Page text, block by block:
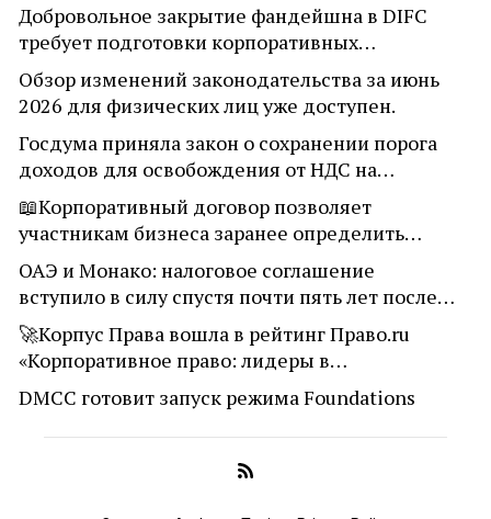
Добровольное закрытие фандейшна в DIFC
требует подготовки корпоративных…
Обзор изменений законодательства за июнь
2026 для физических лиц уже доступен.
Госдума приняла закон о сохранении порога
доходов для освобождения от НДС на…
📖Корпоративный договор позволяет
участникам бизнеса заранее определить…
ОАЭ и Монако: налоговое соглашение
вступило в силу спустя почти пять лет после…
🚀Корпус Права вошла в рейтинг Право.ru
«Корпоративное право: лидеры в…
DMCC готовит запуск режима Foundations